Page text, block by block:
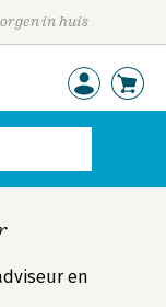
in huis
en